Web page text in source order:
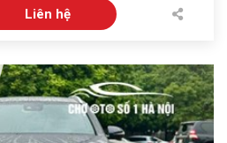
Liên hệ